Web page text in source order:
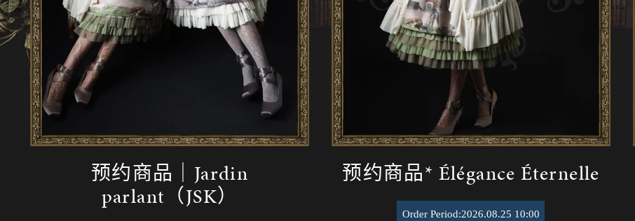
右
轻
扫
预约商品｜Jardin
parlant（JSK）
预约商品* Élégance Éternelle
Order Period:2026.08.25 10:00